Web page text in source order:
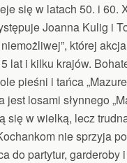
się w latach 50. i 60.
Joanna Kulig i
której
lat i kilku krajów.
pieśni i tańca
losami słynnego
się w wielką, lecz
nie sprzyja
do partytur, garderoby